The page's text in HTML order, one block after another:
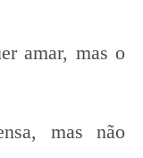
amar, mas o
mas não